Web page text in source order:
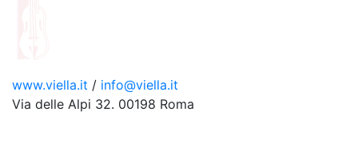
www.viella.it / info@viella.it
Via delle Alpi 32. 00198 Roma